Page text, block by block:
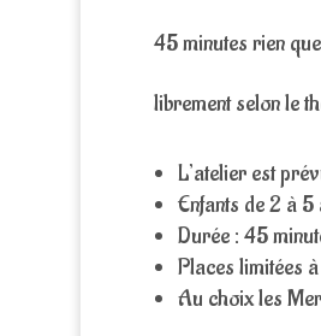
45 minutes rien
librement selon le
L’atelier est
Enfants de 2 à
Durée : 45
Places limitées
Au choix les